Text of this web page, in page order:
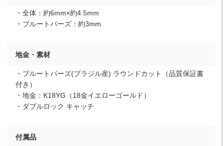
・全体：約6mm×約4.5mm
・ブルートパーズ：約3mm
地金・素材
・ブルートパーズ(ブラジル産) ラウンドカット（品質保証書
付き）
・地金：K18YG（18金イエローゴールド）
・ダブルロック キャッチ
付属品